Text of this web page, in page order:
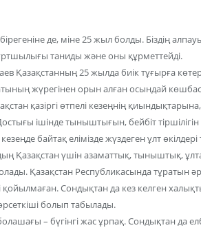
де, міне 25 жыл болды. Біздің
таниды және оны құрметтейді.
Қазақстанның 25 жылда биік тұғырға
жүрегінен орын алған осындай
қазіргі өтпелі кезеңнің
ішінде тыныштығын, бейбіт
кезеңде байтақ елімізде жүздеген ұлт
Қазақстан үшін азаматтық, тыныштық,
Қазақстан Республикасында тұратын
Сондықтан да кез келген
болып табылады.
– бүгінгі жас ұрпақ. Сондықтан да